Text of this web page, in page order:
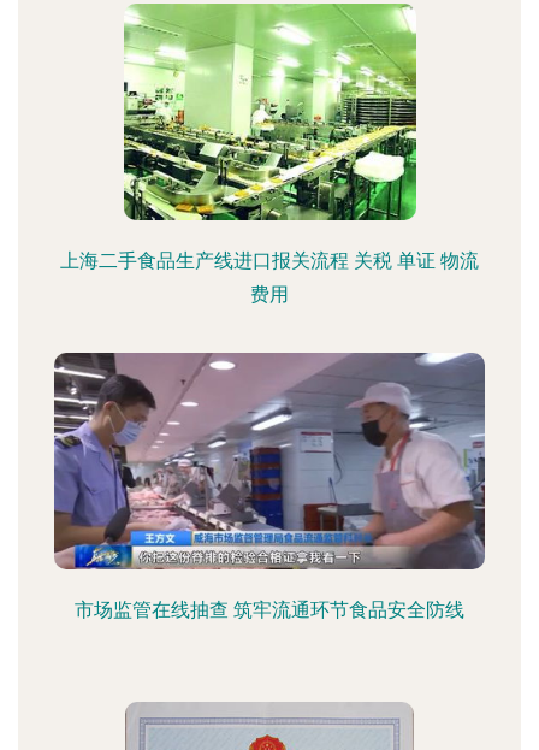
上海二手食品生产线进口报关流程 关税 单证 物流
费用
市场监管在线抽查 筑牢流通环节食品安全防线